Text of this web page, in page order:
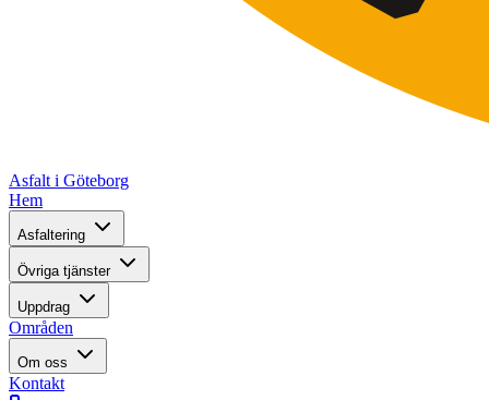
Asfalt i Göteborg
Hem
Asfaltering
Övriga tjänster
Uppdrag
Områden
Om oss
Kontakt